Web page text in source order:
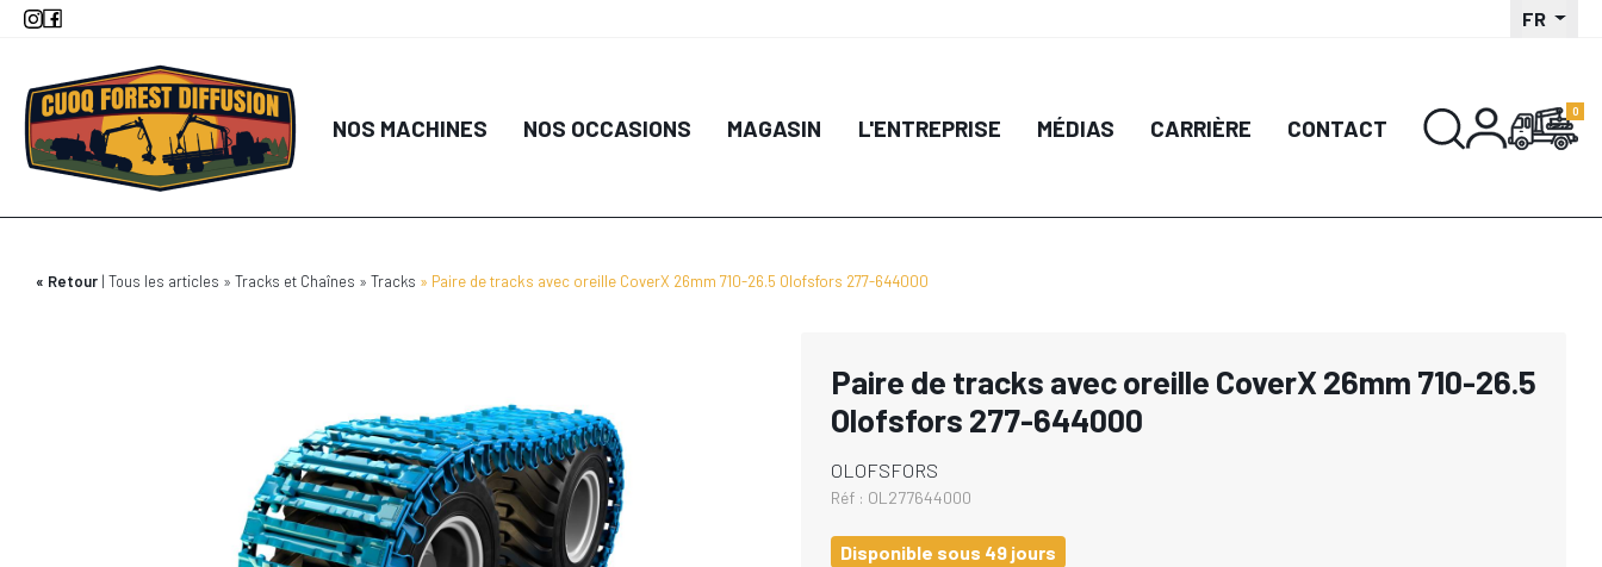
Aller
principal
FR
NOS MACHINES NOS OCCASIONS MAGASIN L'ENTREPRISE MÉDIAS CARRIÈRE CONTACT
Retour Tous les articles Tracks et Chaînes Tracks Paire de tracks avec oreille CoverX 26mm 710-26.5 Olofsfors 277-644000
Paire de tracks avec oreille CoverX 26mm 710-26.5
Olofsfors 277-644000
OLOFSFORS
Réf : OL277644000
Disponible sous 49 jours